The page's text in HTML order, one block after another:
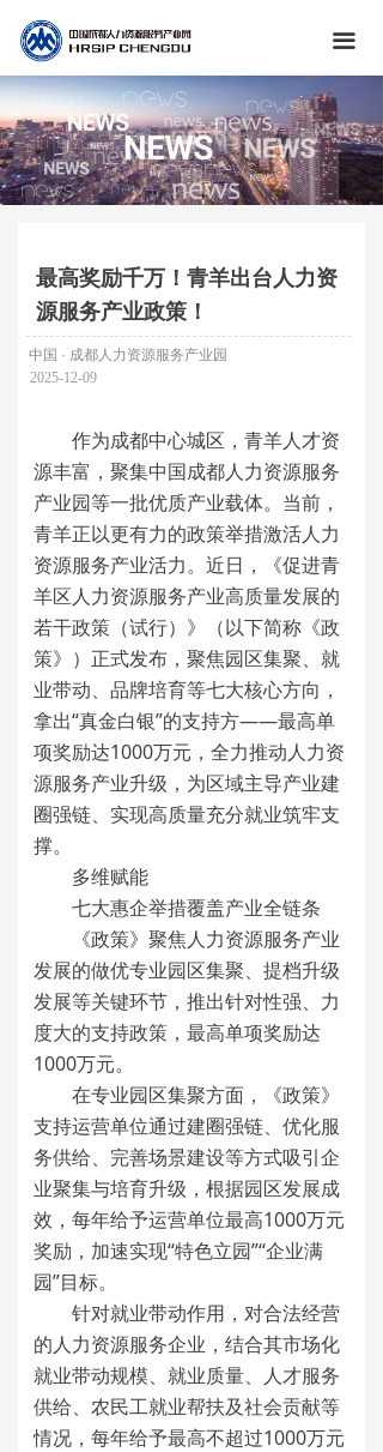
끀
最高奖励千万！青羊出台人力资
源服务产业政策！
2025-12-09
中国 · 成都人力资源服务产业园
作为成都中心城区，青羊人才资
源丰富，聚集中国成都人力资源服务
产业园等一批优质产业载体。当前，
青羊正以更有力的政策举措激活人力
资源服务产业活力。近日，《促进青
羊区人力资源服务产业高质量发展的
若干政策（试行）》（以下简称《政
策》）正式发布，聚焦园区集聚、就
业带动、品牌培育等七大核心方向，
拿出“真金白银”的支持方——最高单
项奖励达1000万元，全力推动人力资
源服务产业升级，为区域主导产业建
圈强链、实现高质量充分就业筑牢支
撑。
多维赋能
七大惠企举措覆盖产业全链条
《政策》聚焦人力资源服务产业
发展的做优专业园区集聚、提档升级
发展等关键环节，推出针对性强、力
度大的支持政策，最高单项奖励达
1000万元。
在专业园区集聚方面，《政策》
支持运营单位通过建圈强链、优化服
务供给、完善场景建设等方式吸引企
业聚集与培育升级，根据园区发展成
效，每年给予运营单位最高1000万元
奖励，加速实现“特色立园”“企业满
园”目标。
针对就业带动作用，对合法经营
的人力资源服务企业，结合其市场化
就业带动规模、就业质量、人才服务
供给、农民工就业帮扶及社会贡献等
情况，每年给予最高不超过1000万元